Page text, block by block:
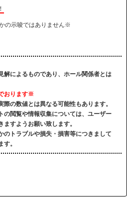
の示唆ではありません※
解によるものであり、ホール関係者とは
おります※
の数値とは異なる可能性もあります。
の閲覧や情報収集については、ユーザー
すようお願い致します。
のトラブルや損失・損害等につきまして
。